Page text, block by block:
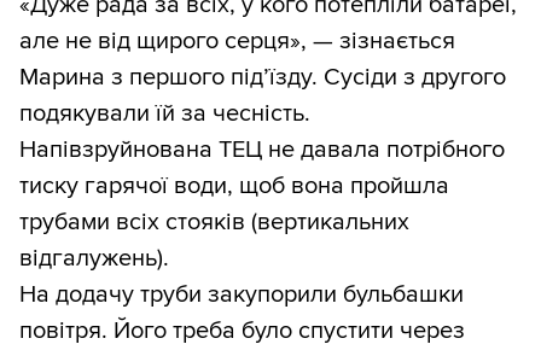
але не від щирого серця», — зізнається
Марина з першого під’їзду. Сусіди з другого
подякували їй за чесність.
Напівзруйнована ТЕЦ не давала потрібного
тиску гарячої води, щоб вона пройшла
трубами всіх стояків (вертикальних
відгалужень).
На додачу труби закупорили бульбашки
повітря. Його треба було спустити через